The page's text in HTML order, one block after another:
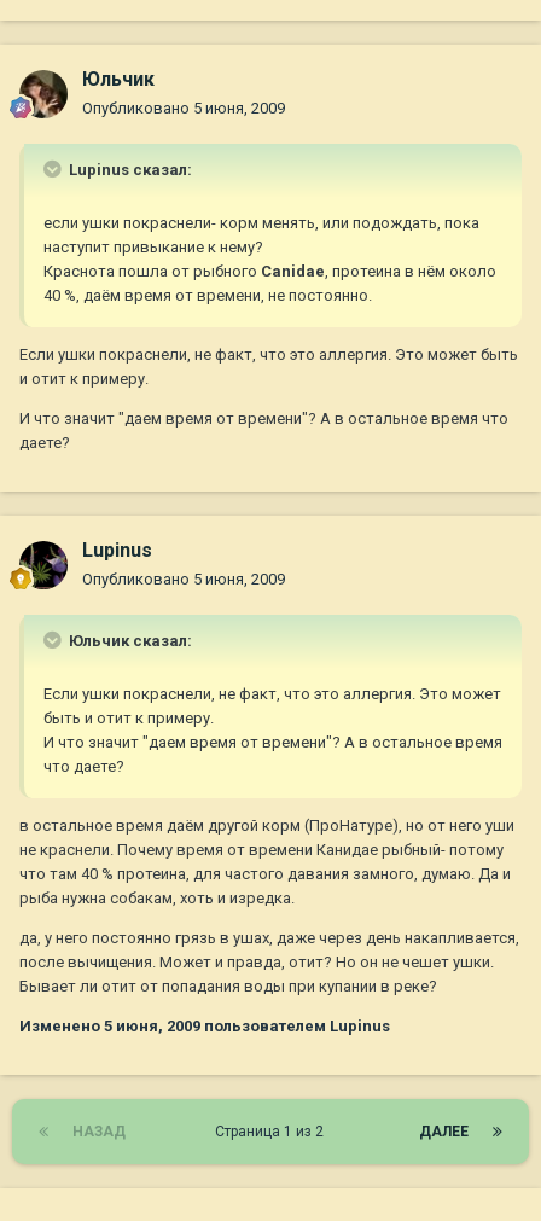
Юльчик
Опубликовано 5 июня, 2009
Lupinus сказал:
если ушки покраснели- корм менять, или подождать, пока
наступит привыкание к нему?
Краснота пошла от рыбного Canidae, протеина в нём около
40 %, даём время от времени, не постоянно.
Если ушки покраснели, не факт, что это аллергия. Это может быть
и отит к примеру.
И что значит "даем время от времени"? А в остальное время что
даете?
Lupinus
Опубликовано 5 июня, 2009
Юльчик сказал:
Если ушки покраснели, не факт, что это аллергия. Это может
быть и отит к примеру.
И что значит "даем время от времени"? А в остальное время
что даете?
в остальное время даём другой корм (ПроНатуре), но от него уши
не краснели. Почему время от времени Канидае рыбный- потому
что там 40 % протеина, для частого давания замного, думаю. Да и
рыба нужна собакам, хоть и изредка.
да, у него постоянно грязь в ушах, даже через день накапливается,
после вычищения. Может и правда, отит? Но он не чешет ушки.
Бывает ли отит от попадания воды при купании в реке?
Изменено 5 июня, 2009 пользователем Lupinus
НАЗАД ДАЛЕЕ
Страница 1 из 2